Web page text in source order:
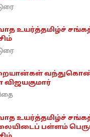
உயர்த்தமிழ்ச்
விஜயகுமார்
உயர்த்தமிழ்ச்
பள்ளம்